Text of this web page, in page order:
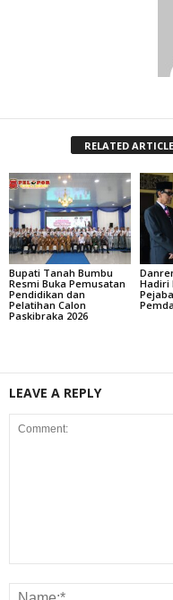
RELATED
Bupati Tanah Bumbu
Resmi Buka Pemusatan
Pendidikan dan
Pelatihan Calon
Paskibraka 2026
Hadiri
LEAVE A REPLY